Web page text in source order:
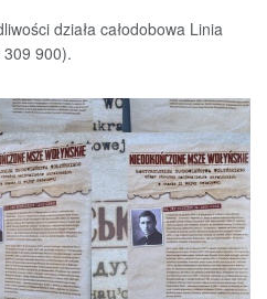
działa całodobowa Linia
900).